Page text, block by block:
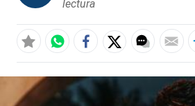
lectura